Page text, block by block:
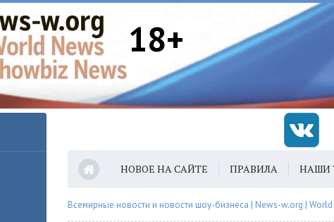
18+
НОВОЕ НА САЙТЕ ПРАВИЛА НАШИ
Всемирные новости и новости шоу-бизнеса | News-w.org |